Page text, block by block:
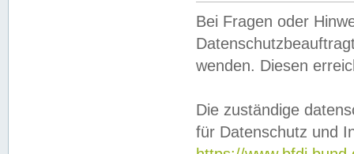
Bei Fragen oder
wenden. Diesen
Die zuständige
für Datenschutz und